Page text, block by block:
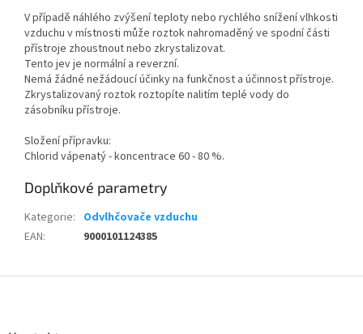
V případě náhlého zvýšení teploty nebo rychlého snížení vlhkosti
vzduchu v místnosti může roztok nahromaděný ve spodní části
přístroje zhoustnout nebo zkrystalizovat.
Tento jev je normální a reverzní.
Nemá žádné nežádoucí účinky na funkčnost a účinnost přístroje.
Zkrystalizovaný roztok roztopíte nalitím teplé vody do
zásobníku přístroje.
Složení přípravku:
Chlorid vápenatý - koncentrace 60 - 80 %.
Doplňkové parametry
Kategorie: Odvlhčovače vzduchu
EAN: 9000101124385